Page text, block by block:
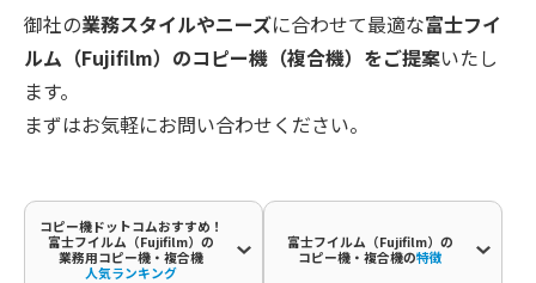
御社の業務スタイルやニーズに合わせて最適な富士フイ
ルム（Fujifilm）のコピー機（複合機）をご提案いたし
ます。
まずはお気軽にお問い合わせください。
コピー機ドットコムおすすめ！
富士フイルム（Fujifilm）の
業務用コピー機・複合機
人気ランキング
富士フイルム（Fujifilm）の
コピー機・複合機の特徴